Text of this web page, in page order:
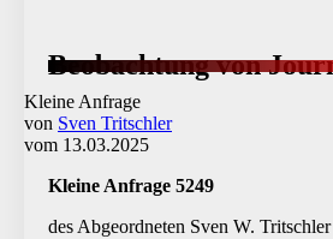
Beobachtung von
Kleine Anfrage
von Sven Tritschler
vom 13.03.2025
Kleine Anfrage 5249
des Abgeordneten Sven W.